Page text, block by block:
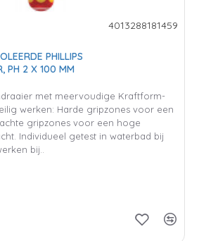
4013288181459
PHILLIPS
PH 2 X 100 MM
met meervoudige Kraftform-
werken: Harde gripzones voor een
gripzones voor een hoge
Individueel getest in waterbad bij
bij..